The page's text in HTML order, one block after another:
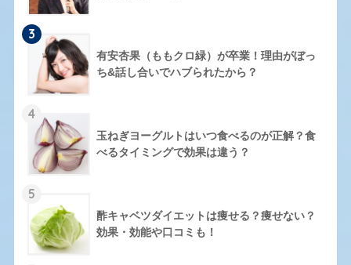
3
有安杏果（ももクロ緑）が卒業！理由がぼっ
ち&話し合いでハブられたから？
4
玉ねぎヨーグルトはいつ食べるのが正解？食
べるタイミングで効果は違う？
5
酢キャベツダイエットは痩せる？痩せない？
効果・効能や口コミも！